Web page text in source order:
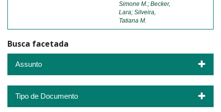
Simone M.; Becker,
Lara; Silveira,
Tatiana M.
Busca facetada
Assunto
Tipo de Documento